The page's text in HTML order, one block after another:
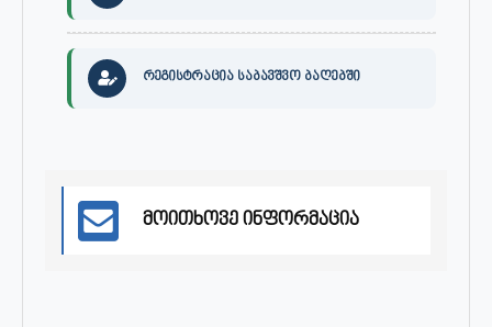
რეგისტრაცია საბავშვო ბაღებში
მოითხოვე ინფორმაცია